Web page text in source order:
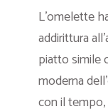
L’omelette
addirittura
piatto simile
moderna
con il